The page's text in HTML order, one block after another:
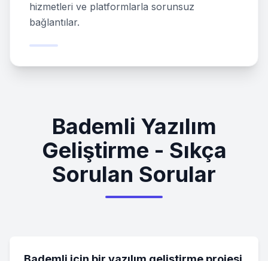
hizmetleri ve platformlarla sorunsuz
bağlantılar.
Bademli Yazılım
Geliştirme - Sıkça
Sorulan Sorular